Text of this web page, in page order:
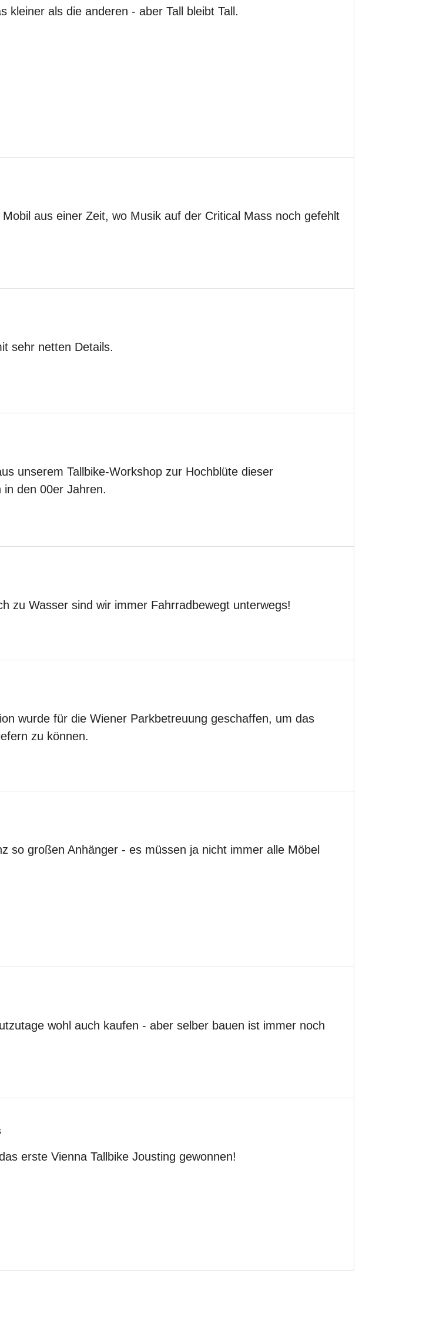
kleiner als die anderen - aber Tall bleibt Tall.
aus einer Zeit, wo Musik auf der Critical Mass noch gefehlt
sehr netten Details.
unserem Tallbike-Workshop zur Hochblüte dieser
in den 00er Jahren.
zu Wasser sind wir immer Fahrradbewegt unterwegs!
wurde für die Wiener Parkbetreuung geschaffen, um das
zu können.
so großen Anhänger - es müssen ja nicht immer alle Möbel
wohl auch kaufen - aber selber bauen ist immer noch
erste Vienna Tallbike Jousting gewonnen!